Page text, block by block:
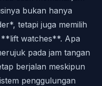
bukan hanya
tetapi juga memilih
watches**. Apa
pada jam tangan
berjalan meskipun
penggulungan